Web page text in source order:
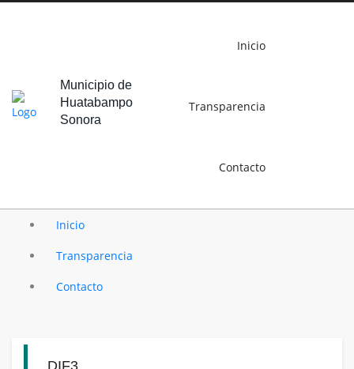
Municipio de
Huatabampo
Sonora
Inicio
Transparencia
Contacto
Inicio
Transparencia
Contacto
DIF3